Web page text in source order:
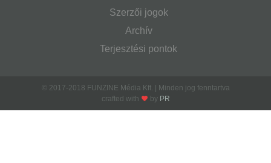
Szerzői jogok
Archív
Terjesztési pontok
© 2017-2018 FUNZINE Média Kft. | Minden jog fenntartva
crafted with
by PR